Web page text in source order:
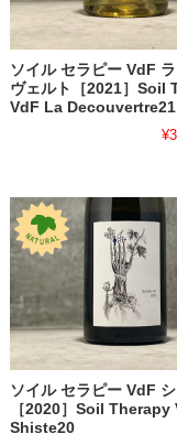
ソイル セラピー VdF
ヴェルト［2021］Soil
VdF La Decouvertre21
ソイル セラピー VdF
［2020］Soil Therapy
Shiste20